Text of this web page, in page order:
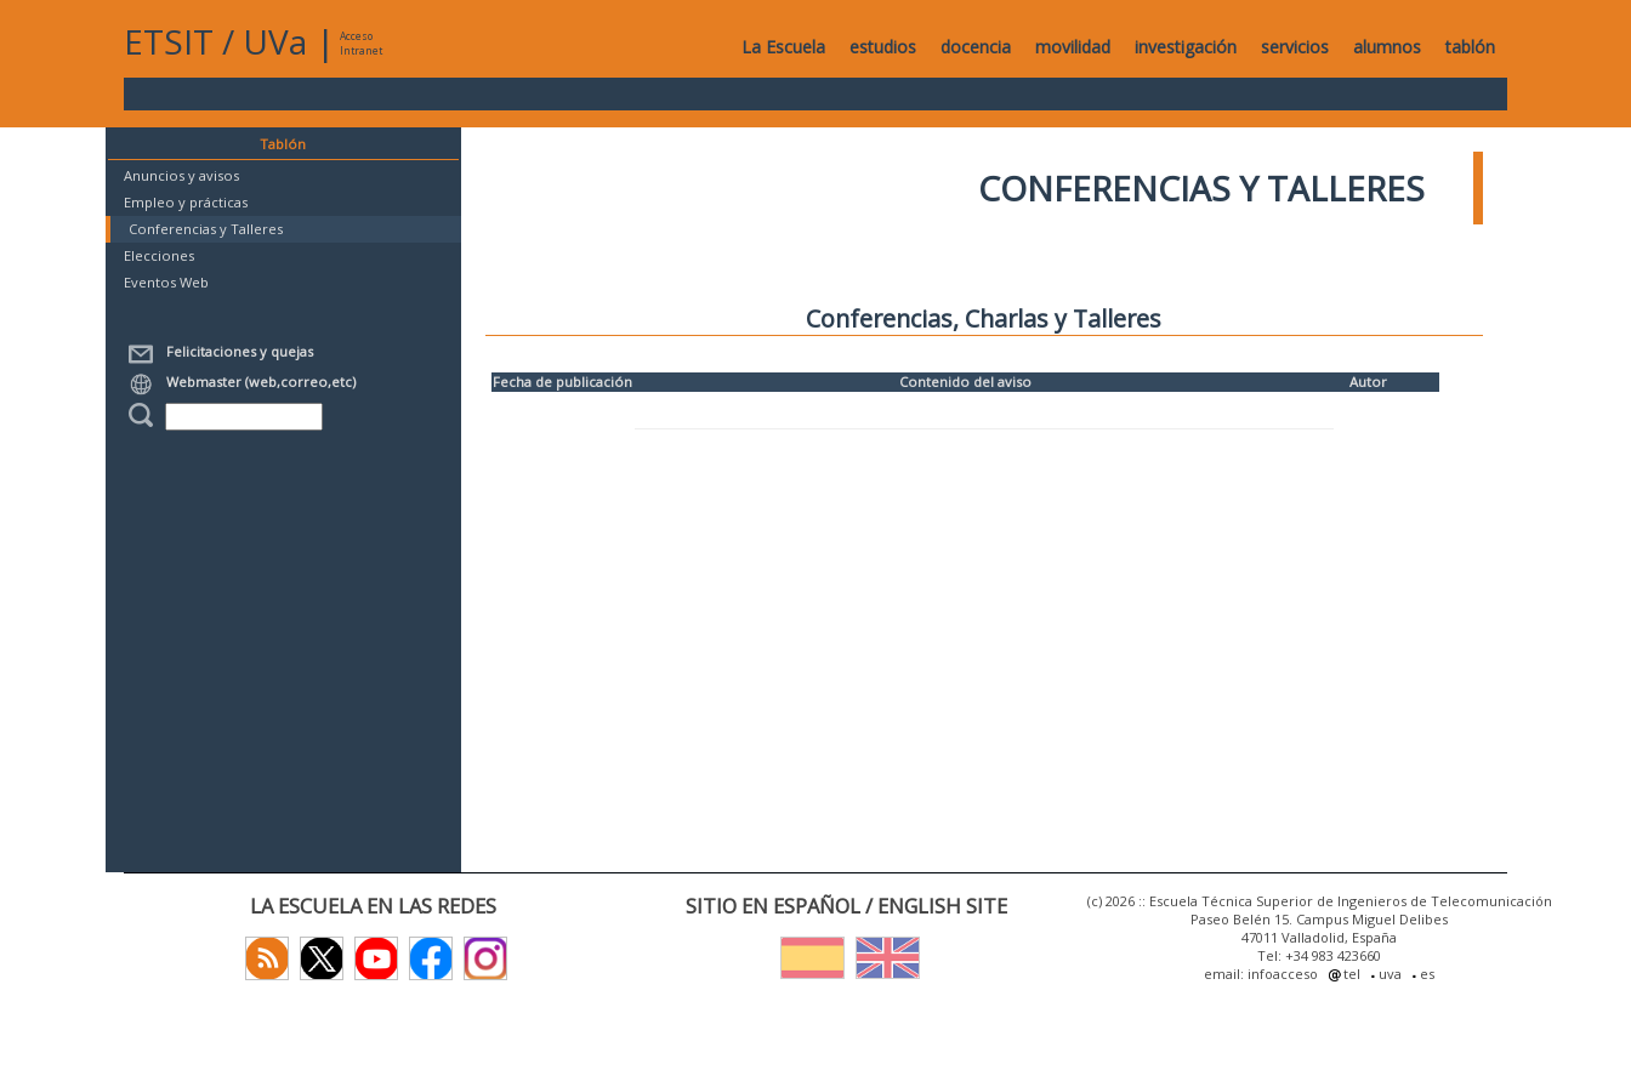
ETSIT / UVa |
Acceso
Intranet
La Escuela estudios docencia movilidad investigación servicios alumnos tablón
Tablón
Anuncios y avisos
Empleo y prácticas
Conferencias y Talleres
Elecciones
Eventos Web
Felicitaciones y quejas
Webmaster (web,correo,etc)
CONFERENCIAS Y TALLERES
Conferencias, Charlas y Talleres
Fecha de publicación Contenido del aviso Autor
LA ESCUELA EN LAS REDES SITIO EN ESPAÑOL / ENGLISH SITE
(c) 2026 :: Escuela Técnica Superior de Ingenieros de Telecomunicación
Paseo Belén 15. Campus Miguel Delibes
47011 Valladolid, España
Tel: +34 983 423660
email: infoacceso
tel uva es